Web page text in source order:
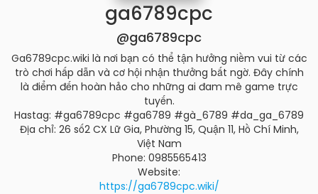
ga6789cpc
@ga6789cpc
Ga6789cpc.wiki là nơi bạn có thể tận hưởng niềm vui từ các
trò chơi hấp dẫn và cơ hội nhận thưởng bất ngờ. Đây chính
là điểm đến hoàn hảo cho những ai đam mê game trực
tuyến.
Hastag: #ga6789cpc #ga6789 #gà_6789 #da_ga_6789
Địa chỉ: 26 số2 CX Lữ Gia, Phường 15, Quận 11, Hồ Chí Minh,
Việt Nam
Phone: 0985565413
Website:
https://ga6789cpc.wiki/